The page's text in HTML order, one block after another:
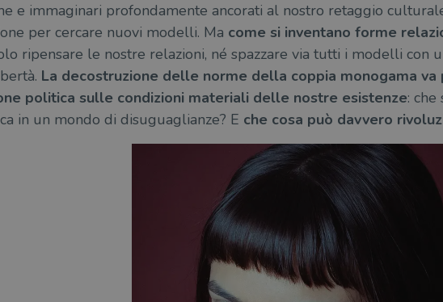
e immaginari profondamente ancorati al nostro retaggio
per cercare nuovi modelli. Ma come si inventano forme
ripensare le nostre relazioni, né spazzare via tutti i modelli con
La decostruzione delle norme della coppia monogama va
politica sulle condizioni materiali delle nostre esistenze:
in un mondo di disuguaglianze? E che cosa può davvero